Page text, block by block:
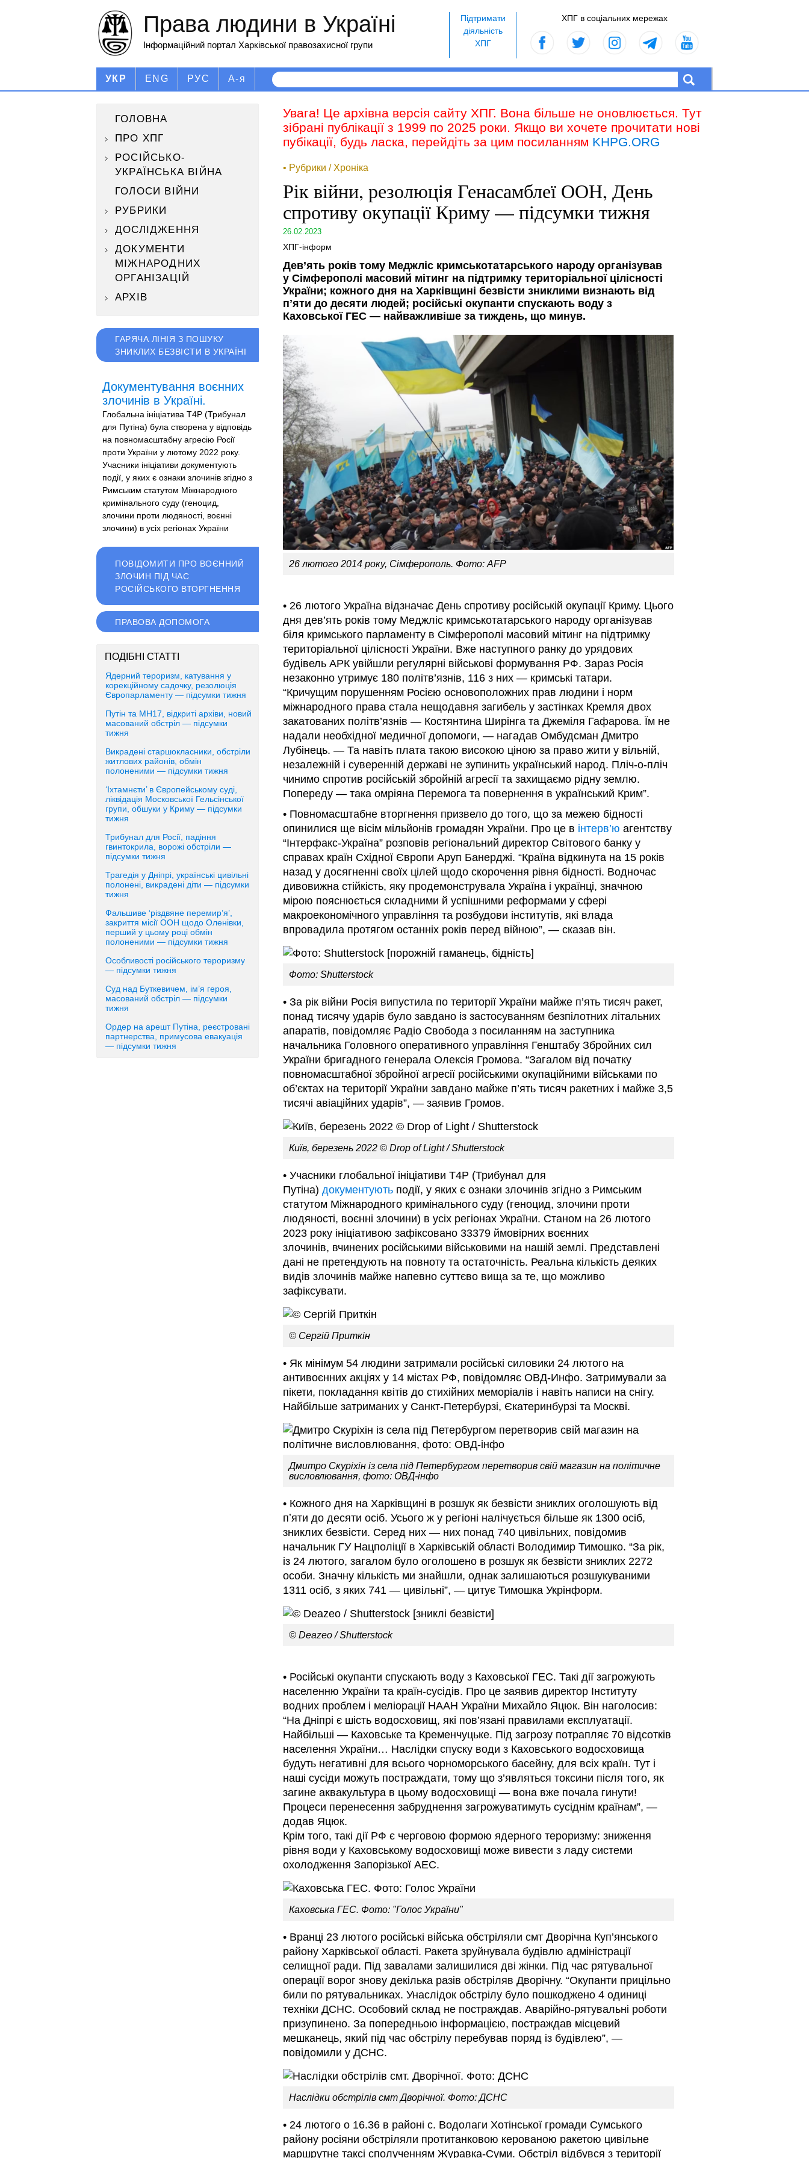
ХПГ в соціальних мережах
Підтримати
діяльність
ХПГ
Права людини в Україні
Інформаційний портал Харківської правозахисної групи
УКР ENG РУС А-я
ГОЛОВНА
ПРО ХПГ
РОСІЙСЬКО-
УКРАЇНСЬКА ВІЙНА
ГОЛОСИ ВІЙНИ
РУБРИКИ
ДОСЛІДЖЕННЯ
ДОКУМЕНТИ
МІЖНАРОДНИХ
ОРГАНІЗАЦІЙ
АРХІВ
ГАРЯЧА ЛІНІЯ З ПОШУКУ
ЗНИКЛИХ БЕЗВІСТИ В УКРАЇНІ
Документування воєнних
злочинів в Україні.
Глобальна ініціатива T4P (Трибунал
для Путіна) була створена у відповідь
на повномасштабну агресію Росії
проти України у лютому 2022 року.
Учасники ініціативи документують
події, у яких є ознаки злочинів згідно з
Римським статутом Міжнародного
кримінального суду (геноцид,
злочини проти людяності, воєнні
злочини) в усіх регіонах України
ПОВІДОМИТИ ПРО ВОЄННИЙ
ЗЛОЧИН ПІД ЧАС
РОСІЙСЬКОГО ВТОРГНЕННЯ
ПРАВОВА ДОПОМОГА
ПОДІБНІ СТАТТІ
Ядерний тероризм, катування у
корекційному садочку, резолюція
Європарламенту — підсумки тижня
Путін та MH17, відкриті архіви, новий
масований обстріл — підсумки
тижня
Викрадені старшокласники, обстріли
житлових районів, обмін
полоненими — підсумки тижня
‘Іхтамнєти’ в Європейському суді,
ліквідація Московської Гельсінської
групи, обшуки у Криму — підсумки
тижня
Трибунал для Росії, падіння
гвинтокрила, ворожі обстріли —
підсумки тижня
Трагедія у Дніпрі, українські цивільні
полонені, викрадені діти — підсумки
тижня
Фальшиве ‘різдвяне перемир’я’,
закриття місії ООН щодо Оленівки,
перший у цьому році обмін
полоненими — підсумки тижня
Особливості російського тероризму
— підсумки тижня
Суд над Буткевичем, ім’я героя,
масований обстріл — підсумки
тижня
Ордер на арешт Путіна, реєстровані
партнерства, примусова евакуація
— підсумки тижня
Увага! Це архівна версія сайту ХПГ. Вона більше не оновлюється. Тут
зібрані публікації з 1999 по 2025 роки. Якщо ви хочете прочитати нові
пубікації, будь ласка, перейдіть за цим посиланням KHPG.ORG
• Рубрики / Хроніка
Рік війни, резолюція Генасамблеї ООН, День
спротиву окупації Криму — підсумки тижня
26.02.2023
ХПГ-інформ
Дев’ять років тому Меджліс кримськотатарського народу організував
у Сімферополі масовий мітинг на підтримку територіальної цілісності
України; кожного дня на Харківщині безвісти зниклими визнають від
пʼяти до десяти людей; російські окупанти спускають воду з
Каховської ГЕС — найважливіше за тиждень, що минув.
26 лютого 2014 року, Сімферополь. Фото: AFP
• 26 лютого Україна відзначає День спротиву російській окупації Криму. Цього
дня дев’ять років тому Меджліс кримськотатарського народу організував
біля кримського парламенту в Сімферополі масовий мітинг на підтримку
територіальної цілісності України. Вже наступного ранку до урядових
будівель АРК увійшли регулярні військові формування РФ. Зараз Росія
незаконно утримує 180 політв’язнів, 116 з них — кримські татари.
“Кричущим порушенням Росією основоположних прав людини і норм
міжнародного права стала нещодавня загибель у застінках Кремля двох
закатованих політв’язнів — Костянтина Ширінга та Джеміля Гафарова. Їм не
надали необхідної медичної допомоги, — нагадав Омбудсман Дмитро
Лубінець. — Та навіть плата такою високою ціною за право жити у вільній,
незалежній і суверенній державі не зупинить український народ. Пліч-о-пліч
чинимо спротив російській збройній агресії та захищаємо рідну землю.
Попереду — така омріяна Перемога та повернення в український Крим”.
• Повномасштабне вторгнення призвело до того, що за межею бідності
опинилися ще вісім мільйонів громадян України. Про це в інтерв’ю агентству
“Інтерфакс-Україна” розповів регіональний директор Світового банку у
справах країн Східної Європи Аруп Банерджі. “Країна відкинута на 15 років
назад у досягненні своїх цілей щодо скорочення рівня бідності. Водночас
дивовижна стійкість, яку продемонструвала Україна і українці, значною
мірою пояснюється складними й успішними реформами у сфері
макроекономічного управління та розбудови інститутів, які влада
впровадила протягом останніх років перед війною”, — сказав він.
Фото: Shutterstock
• За рік війни Росія випустила по території України майже п’ять тисяч ракет,
понад тисячу ударів було завдано із застосуванням безпілотних літальних
апаратів, повідомляє Радіо Свобода з посиланням на заступника
начальника Головного оперативного управління Генштабу Збройних сил
України бригадного генерала Олексія Громова. “Загалом від початку
повномасштабної збройної агресії російськими окупаційними військами по
об’єктах на території України завдано майже п’ять тисяч ракетних і майже 3,5
тисячі авіаційних ударів”, — заявив Громов.
Київ, березень 2022 © Drop of Light / Shutterstock
• Учасники глобальної ініціативи T4P (Трибунал для
Путіна) документують події, у яких є ознаки злочинів згідно з Римським
статутом Міжнародного кримінального суду (геноцид, злочини проти
людяності, воєнні злочини) в усіх регіонах України. Станом на 26 лютого
2023 року ініціативою зафіксовано 33379 ймовірних воєнних
злочинів, вчинених російськими військовими на нашій землі. Представлені
дані не претендують на повноту та остаточність. Реальна кількість деяких
видів злочинів майже напевно суттєво вища за те, що можливо
зафіксувати.
© Сергій Приткін
• Як мінімум 54 людини затримали російські силовики 24 лютого на
антивоєнних акціях у 14 містах РФ, повідомляє ОВД-Инфо. Затримували за
пікети, покладання квітів до стихійних меморіалів і навіть написи на снігу.
Найбільше затриманих у Санкт-Петербурзі, Єкатеринбурзі та Москві.
Дмитро Скуріхін із села під Петербургом перетворив свій магазин на політичне
висловлювання, фото: ОВД-інфо
• Кожного дня на Харківщині в розшук як безвісти зниклих оголошують від
пʼяти до десяти осіб. Усього ж у регіоні налічується більше як 1300 осіб,
зниклих безвісти. Серед них — них понад 740 цивільних, повідомив
начальник ГУ Нацполіції в Харківській області Володимир Тимошко. “За рік,
із 24 лютого, загалом було оголошено в розшук як безвісти зниклих 2272
особи. Значну кількість ми знайшли, однак залишаються розшукуваними
1311 осіб, з яких 741 — цивільні”, — цитує Тимошка Укрінформ.
© Deazeo / Shutterstock
• Російські окупанти спускають воду з Каховської ГЕС. Такі дії загрожують
населенню України та країн-сусідів. Про це заявив директор Інституту
водних проблем і меліорації НААН України Михайло Яцюк. Він наголосив:
“На Дніпрі є шість водосховищ, які пов’язані правилами експлуатації.
Найбільші — Каховське та Кременчуцьке. Під загрозу потрапляє 70 відсотків
населення України… Наслідки спуску води з Каховського водосховища
будуть негативні для всього чорноморського басейну, для всіх країн. Тут і
наші сусіди можуть постраждати, тому що з’являться токсини після того, як
загине аквакультура в цьому водосховищі — вона вже почала гинути!
Процеси перенесення забруднення загрожуватимуть сусіднім країнам”, —
додав Яцюк.
Крім того, такі дії РФ є черговою формою ядерного тероризму: зниження
рівня води у Каховському водосховищі може вивести з ладу системи
охолодження Запорізької АЕС.
Каховська ГЕС. Фото: "Голос України"
• Вранці 23 лютого російські війська обстріляли смт Дворічна Куп’янського
району Харківської області. Ракета зруйнувала будівлю адміністрації
селищної ради. Під завалами залишилися дві жінки. Під час рятувальної
операції ворог знову декілька разів обстріляв Дворічну. “Окупанти прицільно
били по рятувальниках. Унаслідок обстрілу було пошкоджено 4 одиниці
техніки ДСНС. Особовий склад не постраждав. Аварійно-рятувальні роботи
призупинено. За попередньою інформацією, постраждав місцевий
мешканець, який під час обстрілу перебував поряд із будівлею”, —
повідомили у ДСНС.
Наслідки обстрілів смт Дворічної. Фото: ДСНС
• 24 лютого о 16.36 в районі с. Водолаги Хотінської громади Сумського
району росіяни обстріляли протитанковою керованою ракетою цивільне
маршрутне таксі сполученням Журавка-Суми. Обстріл відбувся з території